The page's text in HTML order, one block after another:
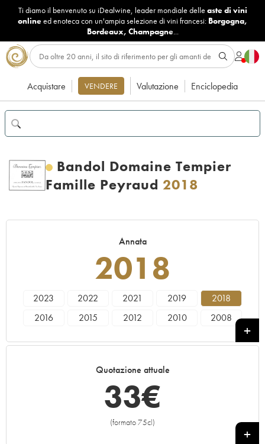
Ti diamo il benvenuto su iDealwine, leader mondiale delle aste di vini
onlineed enoteca con un'ampia selezione di vini francesi: Borgogna,
Bordeaux, Champagne...
Acquistare VENDERE Valutazione Enciclopedia
Bandol Domaine Tempier
Famille Peyraud 2018
Annata
2018
2023 2022 2021 2019
2018
2016
2015 2012 2010
2008
Quotazione attuale
33€
(formato 75cl)
+